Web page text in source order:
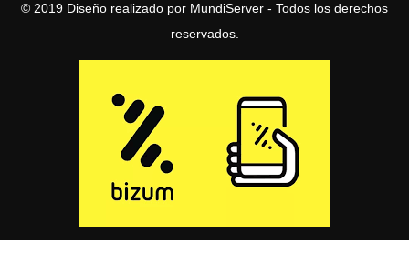
© 2019 Diseño realizado por MundiServer - Todos los derechos
reservados.